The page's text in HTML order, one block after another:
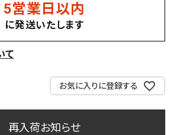
5営業日以内
に発送いたします
て
お気に入りに登録する
再入荷お知らせ